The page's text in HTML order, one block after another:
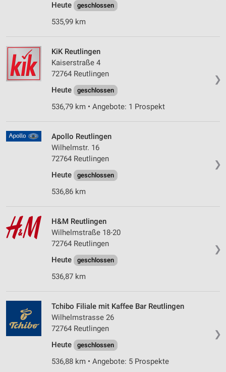
Heute
geschlossen
535,99 km
❯
KiK Reutlingen
Kaiserstraße 4
72764 Reutlingen
Heute
geschlossen
536,79 km • Angebote: 1 Prospekt
❯
Apollo Reutlingen
Wilhelmstr. 16
72764 Reutlingen
Heute
geschlossen
536,86 km
❯
H&M Reutlingen
Wilhelmstraße 18-20
72764 Reutlingen
Heute
geschlossen
536,87 km
❯
Tchibo Filiale mit Kaffee Bar Reutlingen
Wilhelmstrasse 26
72764 Reutlingen
Heute
geschlossen
536,88 km • Angebote: 5 Prospekte